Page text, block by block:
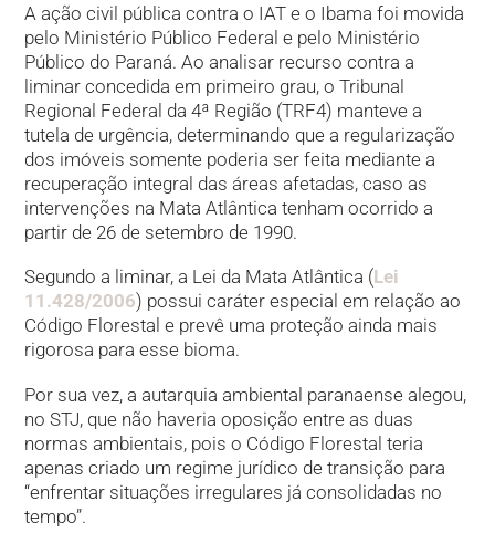
A ação civil pública contra o IAT e o Ibama foi movida
pelo Ministério Público Federal e pelo Ministério
Público do Paraná. Ao analisar recurso contra a
liminar concedida em primeiro grau, o Tribunal
Regional Federal da 4ª Região (TRF4) manteve a
tutela de urgência, determinando que a regularização
dos imóveis somente poderia ser feita mediante a
recuperação integral das áreas afetadas, caso as
intervenções na Mata Atlântica tenham ocorrido a
partir de 26 de setembro de 1990.
Segundo a liminar, a Lei da Mata Atlântica (Lei
11.428/2006) possui caráter especial em relação ao
Código Florestal e prevê uma proteção ainda mais
rigorosa para esse bioma.
Por sua vez, a autarquia ambiental paranaense alegou,
no STJ, que não haveria oposição entre as duas
normas ambientais, pois o Código Florestal teria
apenas criado um regime jurídico de transição para
“enfrentar situações irregulares já consolidadas no
tempo”.